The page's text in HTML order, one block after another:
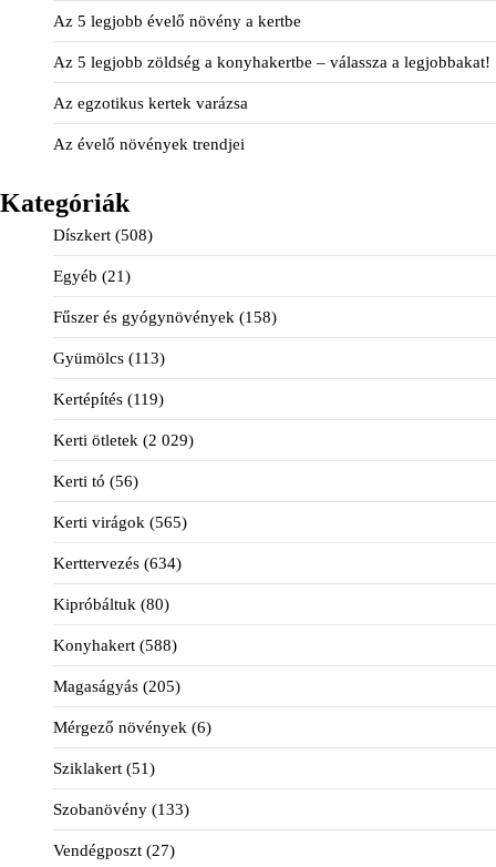
Az 5 legjobb évelő növény a kertbe
Az 5 legjobb zöldség a konyhakertbe – válassza a legjobbakat!
Az egzotikus kertek varázsa
Az évelő növények trendjei
Kategóriák
Díszkert (508)
Egyéb (21)
Fűszer és gyógynövények (158)
Gyümölcs (113)
Kertépítés (119)
Kerti ötletek (2 029)
Kerti tó (56)
Kerti virágok (565)
Kerttervezés (634)
Kipróbáltuk (80)
Konyhakert (588)
Magaságyás (205)
Mérgező növények (6)
Sziklakert (51)
Szobanövény (133)
Vendégposzt (27)